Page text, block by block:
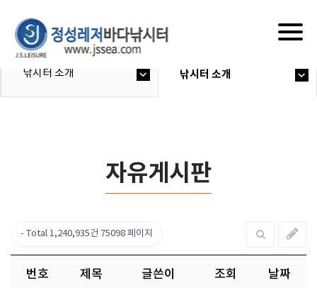
낚시터 소개 낚시터 소개
자유게시판
Total 1,240,935건 75098 페이지
번호 제목 글쓴이 조회 날짜